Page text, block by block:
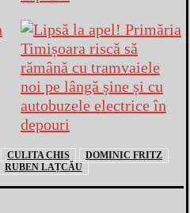
CULITA CHIS
DOMINIC FRITZ
RUBEN LAȚCĂU